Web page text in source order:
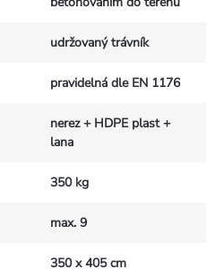
udržovaný trávník
pravidelná dle EN 1176
nerez + HDPE plast +
lana
350 kg
max. 9
350 x 405 cm